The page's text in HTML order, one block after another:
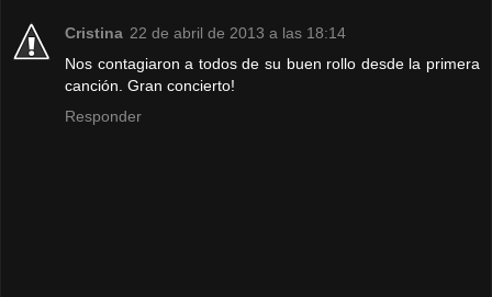
Cristina 22 de abril de 2013 a las 18:14
Nos contagiaron a todos de su buen rollo desde la primera
canción. Gran concierto!
Responder